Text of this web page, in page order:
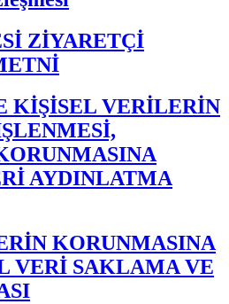
ZİYARETÇİ
KİŞİSEL VERİLERİN
AYDINLATMA
KORUNMASINA
VERİ SAKLAMA VE